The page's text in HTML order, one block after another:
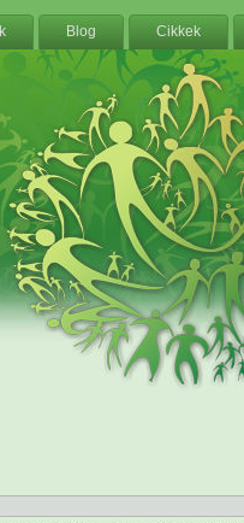
Blog Cikkek